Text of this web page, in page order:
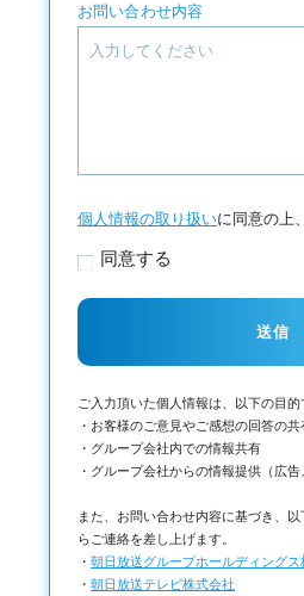
お問い合わせ内容
個人情報の取り扱いに同意の上
同意する
ご入力頂いた個人情報は、以下の目的
・お客様のご意見やご感想の回答の共
・グループ会社内での情報共有
・グループ会社からの情報提供（広告
また、お問い合わせ内容に基づき、
らご連絡を差し上げます。
・朝日放送グループホールディングス
・朝日放送テレビ株式会社